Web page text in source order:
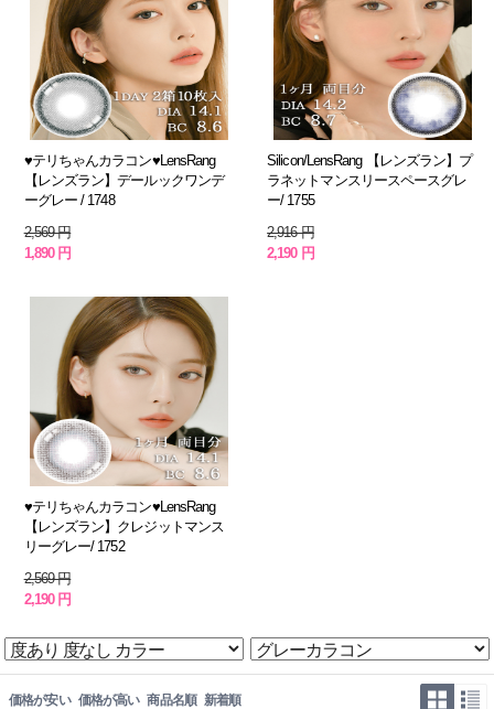
♥テリちゃんカラコン♥LensRang
【レンズラン】デールックワンデ
ーグレー / 1748
2,569 円
1,890 円
Silicon/LensRang 【レンズラン】プ
ラネットマンスリースペースグレ
ー/ 1755
2,916 円
2,190 円
♥テリちゃんカラコン♥LensRang
【レンズラン】クレジットマンス
リーグレー/ 1752
2,569 円
2,190 円
価格が安い 価格が高い 商品名順 新着順